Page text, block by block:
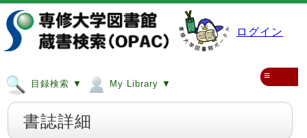
ログイン
目録検索 ▼ My Library ▼
≡
書誌詳細